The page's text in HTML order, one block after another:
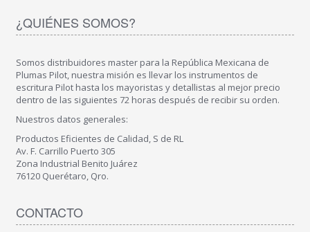
¿QUIÉNES SOMOS?
Somos distribuidores master para la República Mexicana de
Plumas Pilot, nuestra misión es llevar los instrumentos de
escritura Pilot hasta los mayoristas y detallistas al mejor precio
dentro de las siguientes 72 horas después de recibir su orden.
Nuestros datos generales:
Productos Eficientes de Calidad, S de RL
Av. F. Carrillo Puerto 305
Zona Industrial Benito Juárez
76120 Querétaro, Qro.
CONTACTO